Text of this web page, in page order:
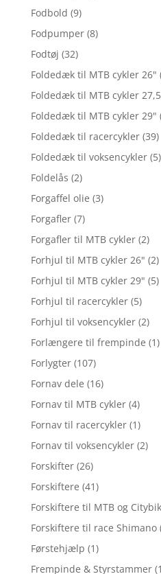
Fodbold (9)
Fodpumper (8)
Fodtøj (32)
Foldedæk til MTB cykler 26"
Foldedæk til MTB cykler
Foldedæk til MTB cykler 29"
Foldedæk til racercykler (39)
Foldedæk til voksencykler (5)
Foldelås (2)
Forgaffel olie (3)
Forgafler (7)
Forgafler til MTB cykler (2)
Forhjul til MTB cykler 26" (2)
Forhjul til MTB cykler 29" (5)
Forhjul til racercykler (5)
Forhjul til voksencykler (2)
Forlængere til frempinde (1)
Forlygter (107)
Fornav dele (16)
Fornav til MTB cykler (4)
Fornav til racercykler (1)
Fornav til voksencykler (2)
Forskifter (26)
Forskiftere (41)
Forskiftere til MTB og
Forskiftere til race Shimano
Førstehjælp (1)
Frempinde & Styrstammer